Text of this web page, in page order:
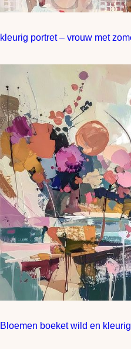
Bloemen boeket wild en kleurig